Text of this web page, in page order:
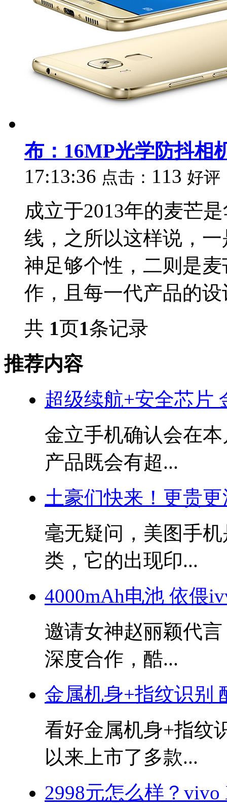
布：16MP光学防抖相
17:13:36 点击： 113 好评
成立于2013年的麦芒
线，之所以这样说，
神足够个性，二则是
作，且每一代产品的
共 1页1条记录
推荐内容
超级续航+安全芯片
金立手机确认会在
产品既会有超...
土豪们快来！更贵
毫无疑问，美图手
类，它的出现印...
4000mAh电池 依偎
邀请女神赵丽颖代
深度合作，酷...
金属机身+指纹识别
看好金属机身+指纹
以来上市了多款...
2998元怎么样？vivo